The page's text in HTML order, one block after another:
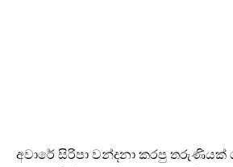
අවාරේ සිරිපා වන්දනා කරපු තරුණියක්